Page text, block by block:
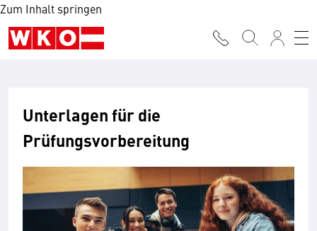
Zum Inhalt springen
Unterlagen für die
Prüfungsvorbereitung